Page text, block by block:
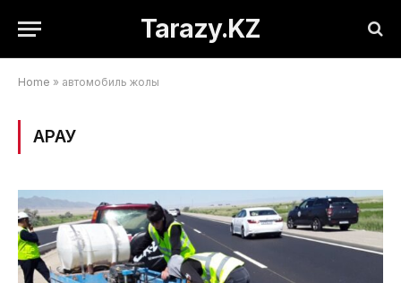
Tarazy.KZ
Home » автомобиль жолы
ҚАРАУ